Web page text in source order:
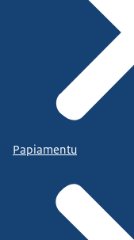
Papiamentu